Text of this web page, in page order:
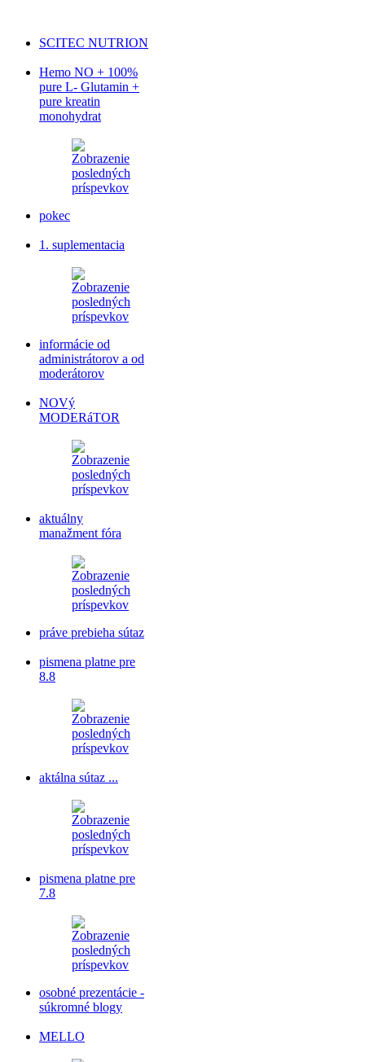
SCITEC NUTRION
Hemo NO + 100%
pure L- Glutamin +
pure kreatin
monohydrat
pokec
1. suplementacia
informácie od
administrátorov a od
moderátorov
NOVý
MODERáTOR
aktuálny
manažment fóra
práve prebieha sútaz
pismena platne pre
8.8
aktálna sútaz ...
pismena platne pre
7.8
osobné prezentácie -
súkromné blogy
MELLO